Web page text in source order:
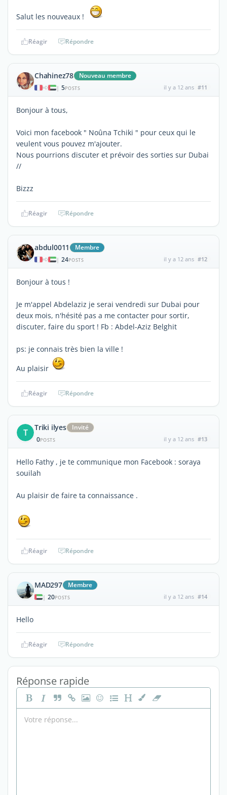
Salut les nouveaux !
Réagir Répondre
Chahinez78 Nouveau membre
| 5POSTS il y a 12 ans #11
Bonjour à tous,
Voici mon facebook " Noûna Tchiki " pour ceux qui le
veulent vous pouvez m'ajouter.
Nous pourrions discuter et prévoir des sorties sur Dubai
//
Bizzz
Réagir Répondre
abdul0011 Membre
| 24POSTS il y a 12 ans #12
Bonjour à tous !
Je m'appel Abdelaziz je serai vendredi sur Dubai pour
deux mois, n'hésité pas a me contacter pour sortir,
discuter, faire du sport ! Fb : Abdel-Aziz Belghit
ps: je connais très bien la ville !
Au plaisir
Réagir Répondre
T Triki ilyes
Invité
0POSTS il y a 12 ans #13
Hello Fathy , je te communique mon Facebook : soraya
souilah
Au plaisir de faire ta connaissance .
Réagir Répondre
MAD297 Membre
| 20POSTS il y a 12 ans #14
Hello
Réagir Répondre
Réponse rapide